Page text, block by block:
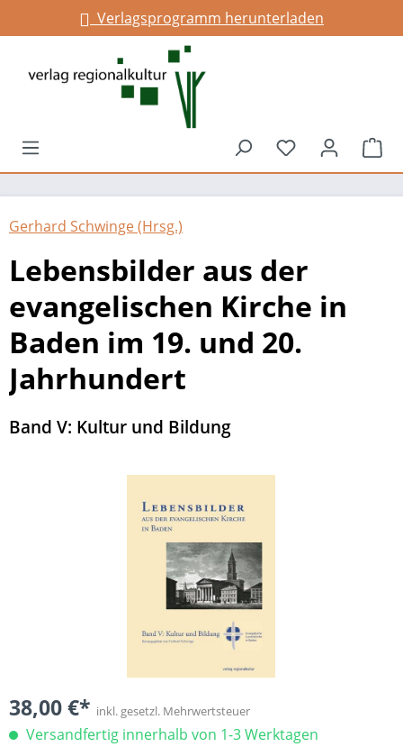
springenVerlagsprogramm herunterladen
Du hast 0
Gerhard Schwinge (Hrsg.)
Lebensbilder aus der
evangelischen Kirche in
Baden im 19. und 20.
Jahrhundert
Band V: Kultur und Bildung
38,00 €* inkl. gesetzl. Mehrwertsteuer
Versandfertig innerhalb von 1-3 Werktagen